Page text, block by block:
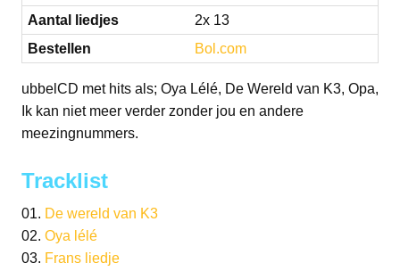
Aantal liedjes
2x 13
Bestellen
Bol.com
ubbelCD met hits als; Oya Lélé, De Wereld van K3, Opa,
Ik kan niet meer verder zonder jou en andere
meezingnummers.
Tracklist
01. De wereld van K3
02. Oya lélé
03. Frans liedje